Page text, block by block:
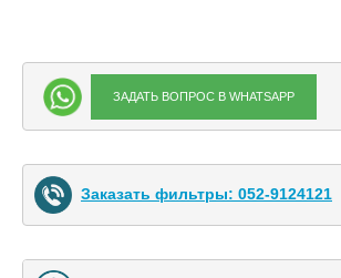
ЗАДАТЬ ВОПРОС В WHATSAPP
Заказать фильтры: 052-9124121